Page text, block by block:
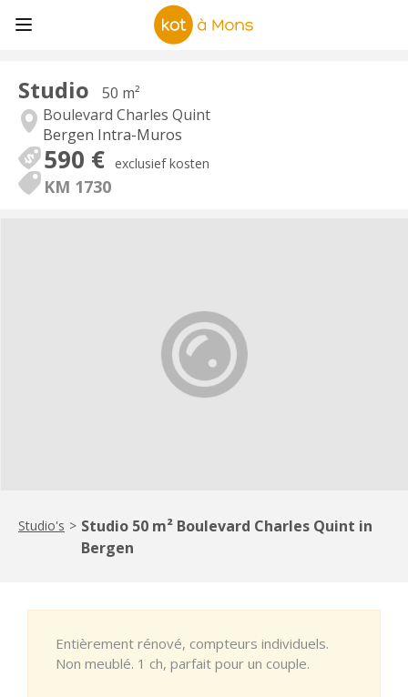
Studio
50 m²
Boulevard Charles Quint
Bergen Intra-Muros
590 € exclusief kosten
KM 1730
Studio's > Studio 50 m² Boulevard Charles Quint in
Bergen
Entièrement rénové, compteurs individuels.
Non meublé. 1 ch, parfait pour un couple.